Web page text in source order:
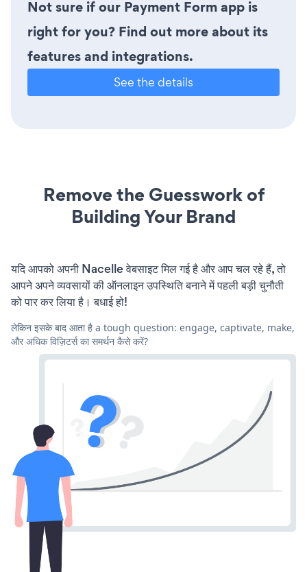
Not sure if our Payment Form app is
right for you? Find out more about its
features and integrations.
See the details
Remove the Guesswork of
Building Your Brand
यदि आपको अपनी Nacelle वेबसाइट मिल गई है और आप चल रहे हैं, तो
आपने अपने व्यवसायों की ऑनलाइन उपस्थिति बनाने में पहली बड़ी चुनौती
को पार कर लिया है। बधाई हो!
लेकिन इसके बाद आता है a tough question: engage, captivate, make,
और अधिक विज़िटर्स का समर्थन कैसे करें?